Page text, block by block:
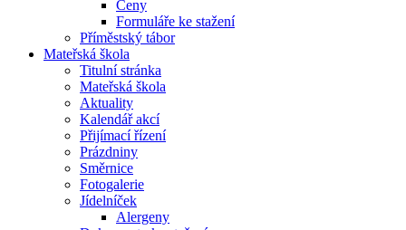
Ceny
Formuláře ke stažení
Příměstský tábor
Mateřská škola
Titulní stránka
Mateřská škola
Aktuality
Kalendář akcí
Přijímací řízení
Prázdniny
Směrnice
Fotogalerie
Jídelníček
Alergeny